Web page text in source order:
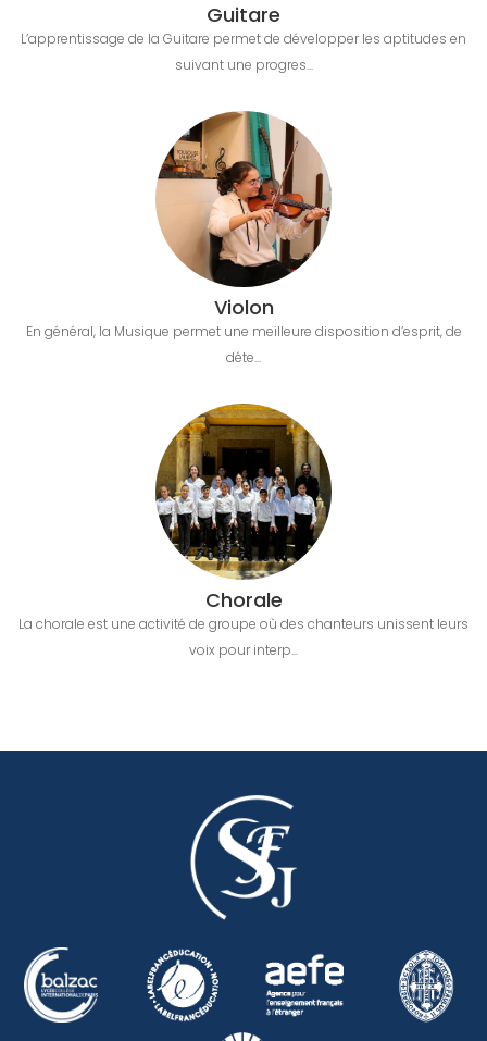
Guitare
L’apprentissage de la Guitare permet de développer les aptitudes en
suivant une progres...
Violon
En général, la Musique permet une meilleure disposition d’esprit, de
déte...
Chorale
La chorale est une activité de groupe où des chanteurs unissent leurs
voix pour interp...